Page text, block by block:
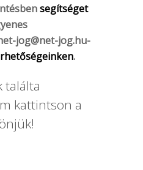
segítséget
jog@net-jog.hu-
.
találta
kattintson a